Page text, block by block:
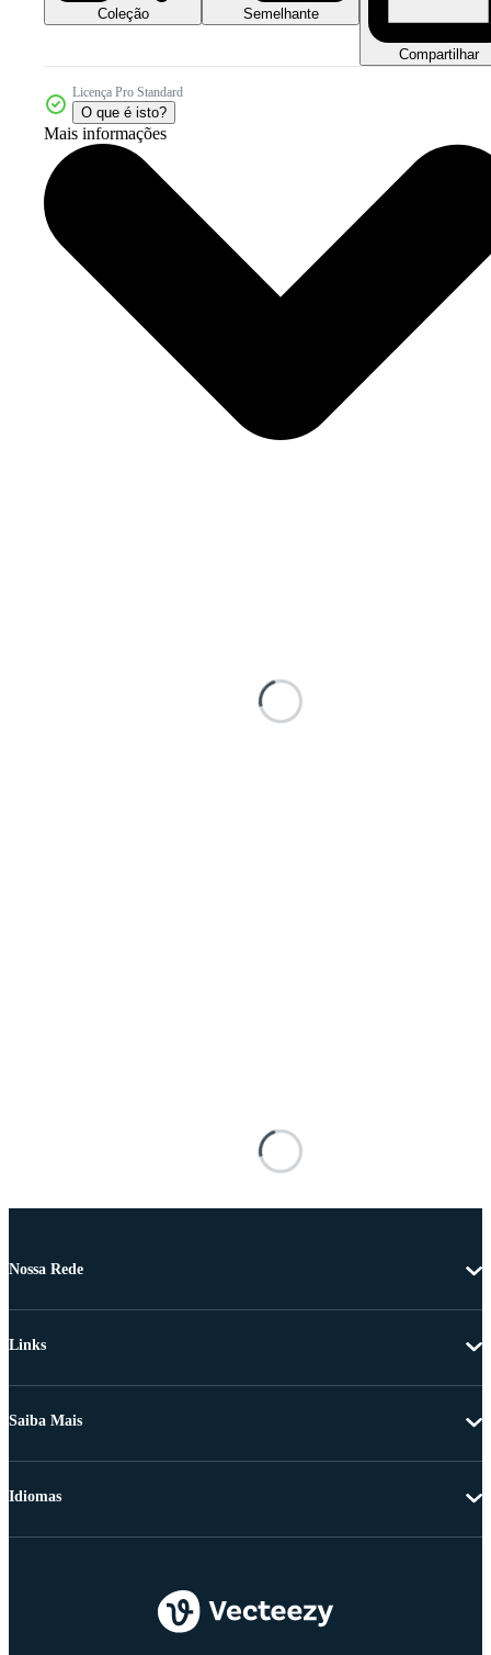
Coleção Semelhante
Compartilhar
Licença Pro Standard
O que é isto?
Mais informações
Nossa Rede
Links
Saiba Mais
Idiomas